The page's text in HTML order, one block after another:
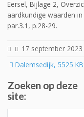
Eersel, Bijlage 2,
aardkundige waarden
par.3.1, p.28-29.
17 september 2023
Post
Dalemsedijk, 5525
Zoeken op deze
site: